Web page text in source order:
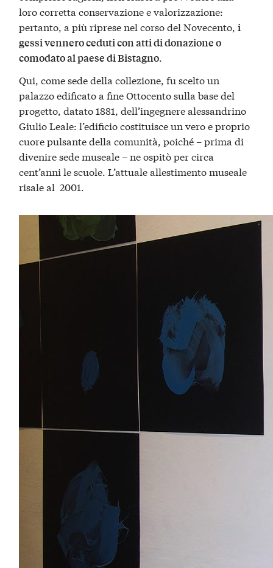
loro corretta conservazione e valorizzazione:
pertanto, a più riprese nel corso del Novecento,i
gessi vennero ceduti con atti di donazione o
comodato al paese di Bistagno.
Qui, come sede della collezione, fu scelto un
palazzo edificato a fine Ottocento sulla base del
progetto, datato 1881, dell’ingegnere alessandrino
Giulio Leale: l’edificio costituisce un vero e proprio
cuore pulsante della comunità, poiché – prima di
divenire sede museale – ne ospitò per circa
cent’anni le scuole. L’attuale allestimento museale
risale al 2001.